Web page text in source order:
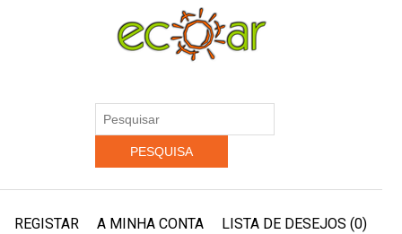
REGISTAR A MINHA CONTA LISTA DE DESEJOS (0)